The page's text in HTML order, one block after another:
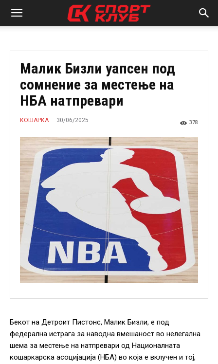
Малик Бизли уапсен под
сомнение за местење на
НБА натпревари
КОШАРКА 30/06/2025 378
Бекот на Детроит Пистонс, Малик Бизли, е под
федерална истрага за наводна вмешаност во нелегална
шема за местење на натпревари од Националната
кошаркарска асоцијација (НБА) во која е вклучен и тој,